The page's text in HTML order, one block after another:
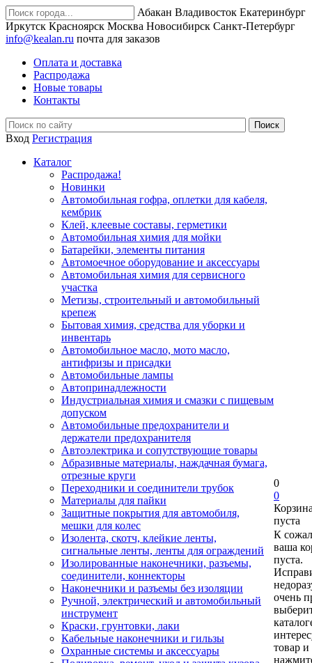
Абакан Владивосток Екатеринбург
Иркутск Красноярск Москва Новосибирск Санкт-Петербург
info@kealan.ru почта для заказов
Оплата и доставка
Распродажа
Новые товары
Контакты
Вход Регистрация
Каталог
Распродажа!
Новинки
Автомобильная гофра, оплетки для кабеля,
кембрик
Клей, клеевые составы, герметики
Автомобильная химия для мойки
Батарейки, элементы питания
Автомоечное оборудование и аксессуары
Автомобильная химия для сервисного
участка
Метизы, строительный и автомобильный
крепеж
Бытовая химия, средства для уборки и
инвентарь
Автомобильное масло, мото масло,
антифризы и присадки
Автомобильные лампы
Автопринадлежности
Индустриальная химия и смазки с пищевым
допуском
Автомобильные предохранители и
держатели предохранителя
Автоэлектрика и сопутствующие товары
Абразивные материалы, наждачная бумага,
отрезные круги
Переходники и соединители трубок
Материалы для пайки
Защитные покрытия для автомобиля,
мешки для колес
Изолента, скотч, клейкие ленты,
сигнальные ленты, ленты для ограждений
Изолированные наконечники, разъемы,
соединители, коннекторы
Наконечники и разъемы без изоляции
Ручной, электрический и автомобильный
инструмент
Краски, грунтовки, лаки
Кабельные наконечники и гильзы
Охранные системы и аксессуары
0
0
пуста
К
ваша
пуста.
очень
товар и